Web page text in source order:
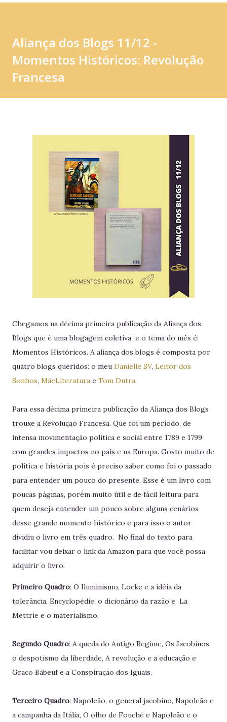
Aliança dos Blogs 11/12 -
Momentos Históricos: Revolução
Francesa
Chegamos na décima primeira publicação da Aliança dos
Blogs que é uma blogagem coletiva e o tema do mês é:
Momentos Históricos. A aliança dos blogs é composta por
quatro blogs queridos: o meu Danielle SV, Leitor dos
Sonhos, MãeLiteratura e Tom Dutra.
Para essa décima primeira publicação da Aliança dos Blogs
trouxe a Revolução Francesa. Que foi um período, de
intensa movimentação política e social entre 1789 e 1799
com grandes impactos no país e na Europa. Gosto muito de
política e história pois é preciso saber como foi o passado
para entender um pouco do presente. Esse é um livro com
poucas páginas, porém muito útil e de fácil leitura para
quem deseja entender um pouco sobre alguns cenários
desse grande momento histórico e para isso o autor
dividiu o livro em três quadro. No final do texto para
facilitar vou deixar o link da Amazon para que você possa
adquirir o livro.
Primeiro Quadro: O Iluminismo, Locke e a idéia da
tolerância, Encyclopédie: o dicionário da razão e La
Mettrie e o materialismo.
Segundo Quadro: A queda do Antigo Regime, Os Jacobinos,
o despotismo da liberdade, A revolução e a educação e
Graco Babeuf e a Conspiração dos Iguais.
Terceiro Quadro: Napoleão, o general jacobino, Napoleão e
a campanha da Itália, O olho de Fouché e Napoleão e o